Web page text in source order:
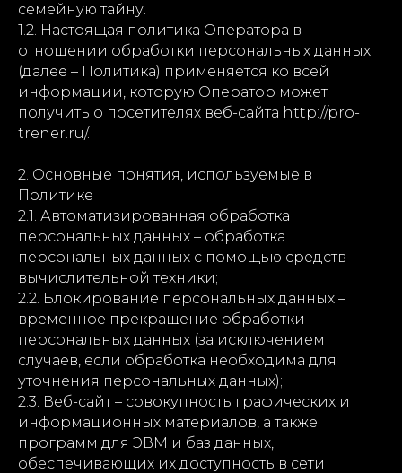
семейную тайну.
1.2. Настоящая политика Оператора в
отношении обработки персональных данных
(далее – Политика) применяется ко всей
информации, которую Оператор может
получить о посетителях веб-сайта http://pro-
trener.ru/.
2. Основные понятия, используемые в
Политике
2.1. Автоматизированная обработка
персональных данных – обработка
персональных данных с помощью средств
вычислительной техники;
2.2. Блокирование персональных данных –
временное прекращение обработки
персональных данных (за исключением
случаев, если обработка необходима для
уточнения персональных данных);
2.3. Веб-сайт – совокупность графических и
информационных материалов, а также
программ для ЭВМ и баз данных,
обеспечивающих их доступность в сети